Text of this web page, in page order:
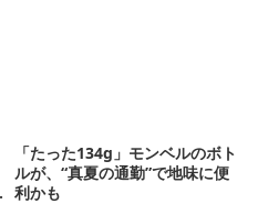
「たった134g」モンベルのボト
ルが、“真夏の通勤”で地味に便
利かも